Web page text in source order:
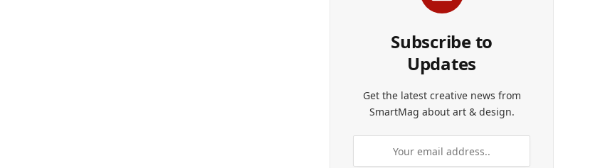
Subscribe to
Updates
Get the latest creative news from
SmartMag about art & design.